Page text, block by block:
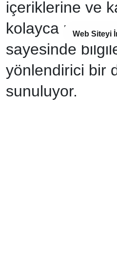
Web Siteyi
içeriklerine ve
kolayca
sayesinde
yönlendirici bir
sunuluyor.